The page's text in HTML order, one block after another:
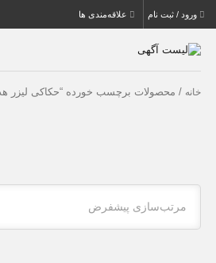
ورود / ثبت نام علاقه‌مندی ها
خانه / محصولات برچسب خورده “حکاکی لیزر
مرتب‌سازی پیشفرض